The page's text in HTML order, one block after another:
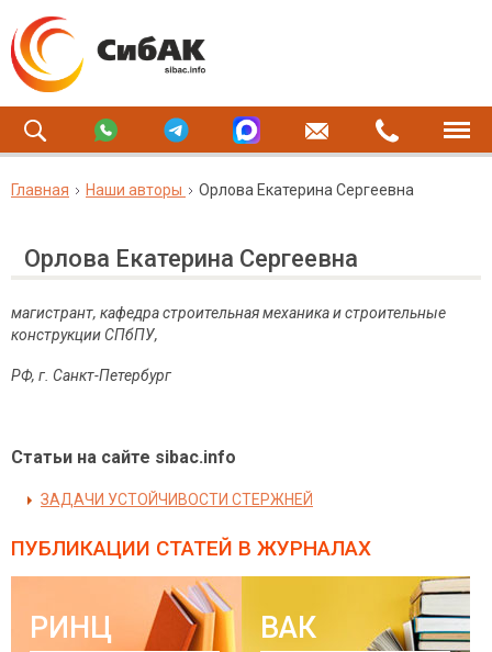
Главная Наши авторы Орлова Екатерина Сергеевна
Орлова Екатерина Сергеевна
магистрант, кафедра строительная механика и строительные
конструкции СПбПУ,
РФ, г. Санкт-Петербург
Статьи на сайте sibac.info
ЗАДАЧИ УСТОЙЧИВОСТИ СТЕРЖНЕЙ
ПУБЛИКАЦИИ СТАТЕЙ В ЖУРНАЛАХ
РИНЦ ВАК